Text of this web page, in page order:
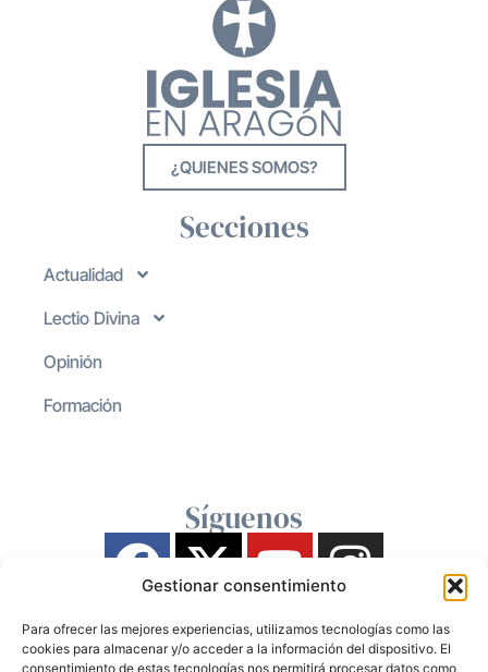
Gestionar consentimiento
Para ofrecer las mejores experiencias, utilizamos tecnologías como las
cookies para almacenar y/o acceder a la información del dispositivo. El
consentimiento de estas tecnologías nos permitirá procesar datos como
¿QUIENES SOMOS?
Secciones
Actualidad
Lectio Divina
Opinión
Formación
Síguenos